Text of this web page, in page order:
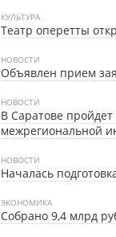
КУЛЬТУРА
Театр оперетты
НОВОСТИ
Объявлен прием
НОВОСТИ
В Саратове
межрегиональной
НОВОСТИ
Началась
ЭКОНОМИКА
Собрано 9,4 млрд